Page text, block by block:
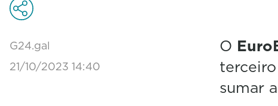
G24.gal
21/10/2023 14:40
O
sumar